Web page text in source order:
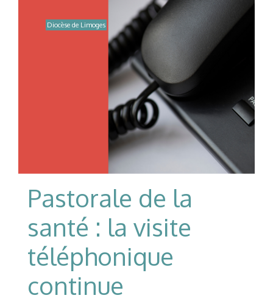
Diocèse de Limoges
Pastorale de la
santé : la visite
téléphonique
continue